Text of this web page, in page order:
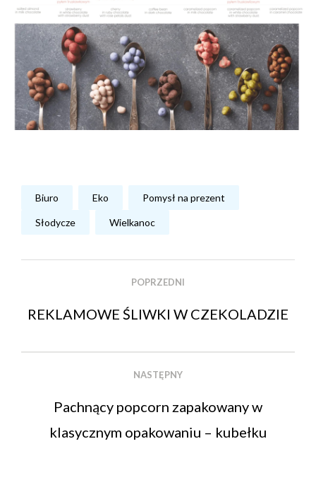
Biuro Eko Pomysł na prezent
Słodycze Wielkanoc
POPRZEDNI
REKLAMOWE ŚLIWKI W CZEKOLADZIE
NASTĘPNY
Pachnący popcorn zapakowany w
klasycznym opakowaniu – kubełku